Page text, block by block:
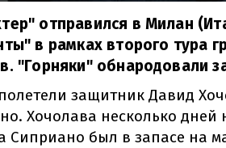
отправился в Милан
в рамках второго тура
"Горняки" обнародовали
защитник Давид
Хочолава несколько дней
Сиприано был в запасе на